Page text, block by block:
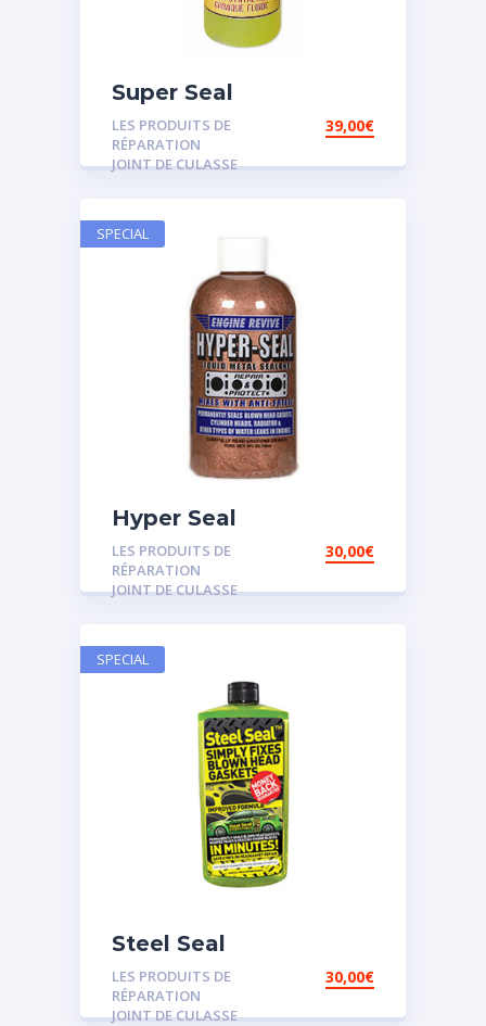
Super Seal
LES PRODUITS DE
RÉPARATION
JOINT DE CULASSE
39,00€
Hyper Seal
LES PRODUITS DE
RÉPARATION
JOINT DE CULASSE
30,00€
SPECIAL
Steel Seal
LES PRODUITS DE
RÉPARATION
JOINT DE CULASSE
30,00€
SPECIAL